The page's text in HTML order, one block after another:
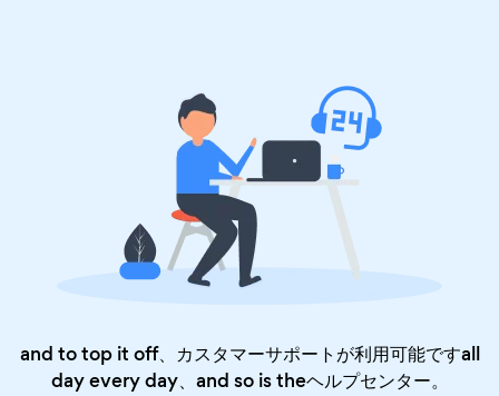
and to top it off、カスタマーサポートが利用可能ですall
day every day、and so is theヘルプセンター。